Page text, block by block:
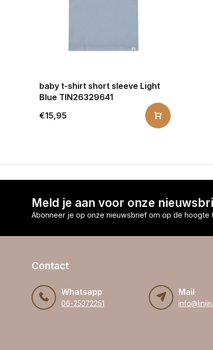
baby t-shirt short sleeve Light
Blue TIN26329641
€15,95
Meld je aan voor onze
Abonneer je op onze nieuwsbrief om op de hoogte
Contact
Whatsapp
06-25372251
Mail